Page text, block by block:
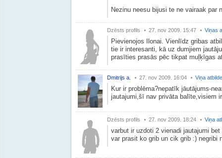
Nezinu neesu bijusi te ne vairaak
Dzēsts profils 27. nov 2009. 15:47 Viņas
Pievienojos Ilonai. Vienlīdz gribas
tie ir interesanti, kā uz dumjiem
prasīties prasās pēc tikpat muļķīgas
Dmitrijs a. 27. nov 2009. 16:04 Viņa
Kur ir problēma?nepatīk jāutājums-
jautajumi,šī nav privāta balīte,visiem
Dzēsts profils 27. nov 2009. 18:24 Viņa
varbut ir uzdoti 2 vienadi jautajumi
var prasit ko grib un cik grib :) negribi